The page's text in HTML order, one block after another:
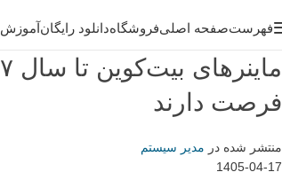
فهرستصفحه اصلیفروشگاهدانلود رایگانآموزش
فرصت دارند
منتشر شده در مدیر سیستم
1405-04-17